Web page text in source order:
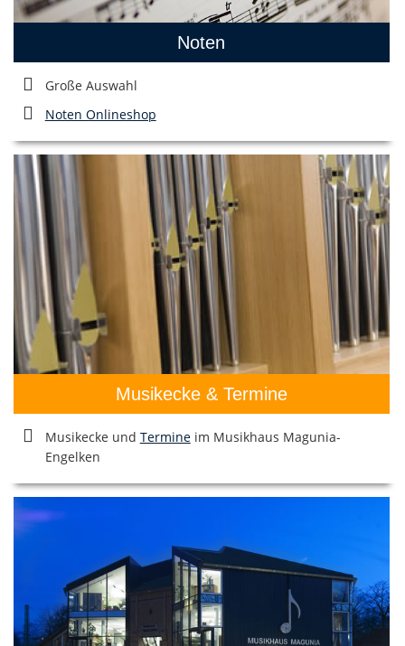
Noten
Große Auswahl
Noten Onlineshop
Musikecke & Termine
Musikecke und Termineim Musikhaus Magunia-
Engelken